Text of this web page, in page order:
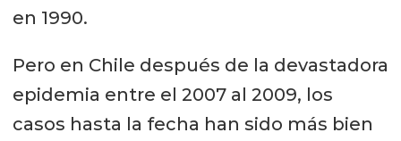
en 1990.
Pero en Chile después de la devastadora
epidemia entre el 2007 al 2009, los
casos hasta la fecha han sido más bien